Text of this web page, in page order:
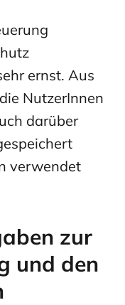
ernst. Aus
NutzerInnen
darüber
verwendet
zur
und den